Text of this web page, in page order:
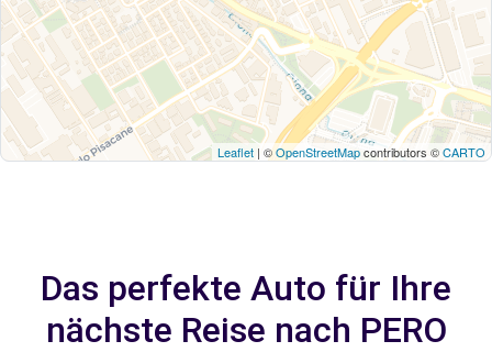
Leaflet | ©OpenStreetMapcontributors ©CARTO
Das perfekte Auto für Ihre
nächste Reise nach PERO